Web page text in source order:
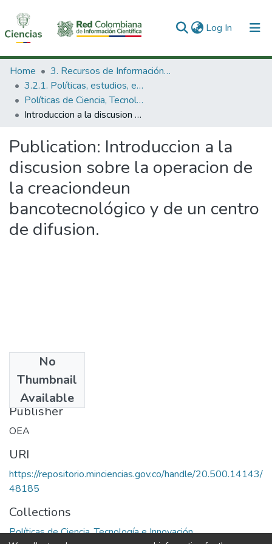
Log In (current)
Communities & Collections
All of DSpace
Statistics
Home
3. Recursos de Información Científica y Tecnológica
3.2.1. Políticas, estudios, evaluaciones e indicadores de CTeI
Políticas de Ciencia, Tecnología e Innovación
Introduccion a la discusion sobre la operacion de la creaciondeun bancotecnológico y de un centro de difusion.
Publication: Introduccion a la
discusion sobre la operacion de
la creaciondeun
bancotecnológico y de un centro
de difusion.
No
Thumbnail
Available
1969
Publisher
OEA
URI
https://repositorio.minciencias.gov.co/handle/20.500.14143/
48185
Collections
Políticas de Ciencia, Tecnología e Innovación